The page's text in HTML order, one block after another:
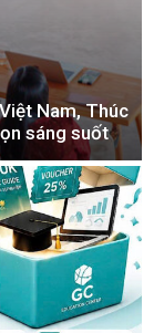
Nam, Thúc
sáng suốt